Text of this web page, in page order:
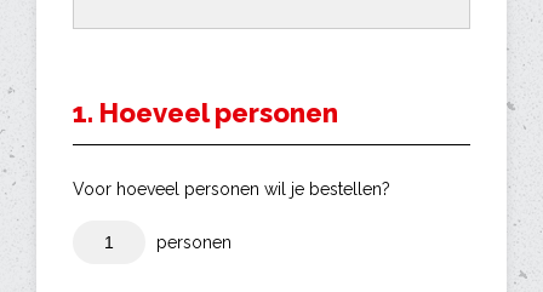
1. Hoeveel personen
Voor hoeveel personen wil je bestellen?
personen